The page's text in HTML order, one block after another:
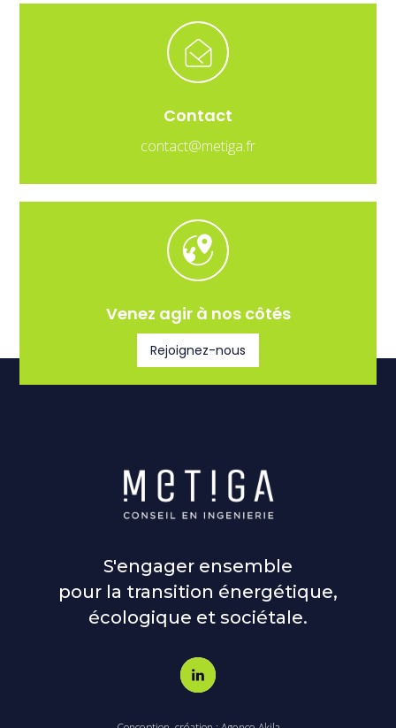
Contact
contact@metiga.fr
Venez agir à nos côtés
Rejoignez-nous
S'engager ensemble
pour la transition énergétique,
écologique et sociétale.